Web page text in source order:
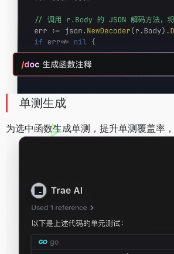
单测生成
为选中函数生成单测，提升单测覆盖率